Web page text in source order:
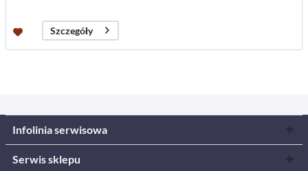
Szczegóły
Infolinia serwisowa
Serwis sklepu